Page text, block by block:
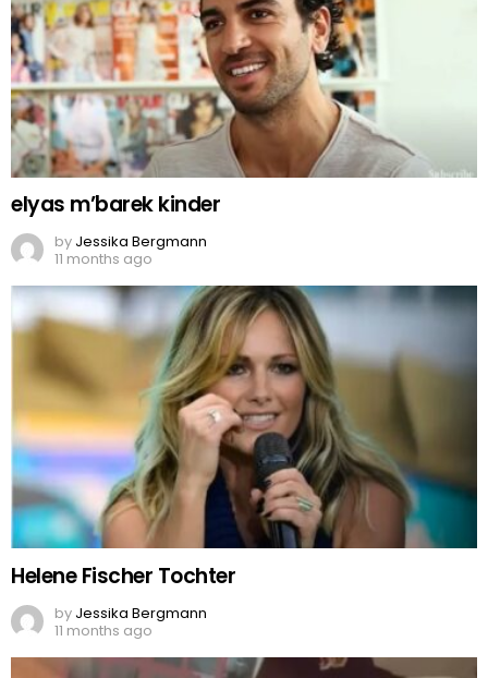
elyas m’barek kinder
by Jessika Bergmann
11 months ago
Helene Fischer Tochter
by Jessika Bergmann
11 months ago